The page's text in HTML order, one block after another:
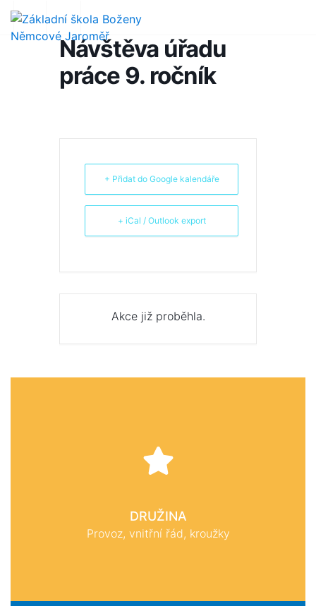
Návštěva úřadu
práce 9. ročník
+ Přidat do Google kalendáře
+ iCal / Outlook export
Akce již proběhla.
DRUŽINA
Provoz, vnitřní řád, kroužky